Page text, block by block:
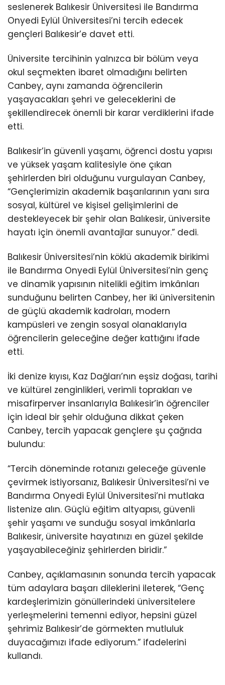
seslenerek Balıkesir Üniversitesi ile Bandırma
Onyedi Eylül Üniversitesi’ni tercih edecek
gençleri Balıkesir’e davet etti.
Üniversite tercihinin yalnızca bir bölüm veya
okul seçmekten ibaret olmadığını belirten
Canbey, aynı zamanda öğrencilerin
yaşayacakları şehri ve geleceklerini de
şekillendirecek önemli bir karar verdiklerini ifade
etti.
Balıkesir’in güvenli yaşamı, öğrenci dostu yapısı
ve yüksek yaşam kalitesiyle öne çıkan
şehirlerden biri olduğunu vurgulayan Canbey,
“Gençlerimizin akademik başarılarının yanı sıra
sosyal, kültürel ve kişisel gelişimlerini de
destekleyecek bir şehir olan Balıkesir, üniversite
hayatı için önemli avantajlar sunuyor.” dedi.
Balıkesir Üniversitesi’nin köklü akademik birikimi
ile Bandırma Onyedi Eylül Üniversitesi’nin genç
ve dinamik yapısının nitelikli eğitim imkânları
sunduğunu belirten Canbey, her iki üniversitenin
de güçlü akademik kadroları, modern
kampüsleri ve zengin sosyal olanaklarıyla
öğrencilerin geleceğine değer kattığını ifade
etti.
İki denize kıyısı, Kaz Dağları’nın eşsiz doğası, tarihi
ve kültürel zenginlikleri, verimli toprakları ve
misafirperver insanlarıyla Balıkesir’in öğrenciler
için ideal bir şehir olduğuna dikkat çeken
Canbey, tercih yapacak gençlere şu çağrıda
bulundu:
“Tercih döneminde rotanızı geleceğe güvenle
çevirmek istiyorsanız, Balıkesir Üniversitesi’ni ve
Bandırma Onyedi Eylül Üniversitesi’ni mutlaka
listenize alın. Güçlü eğitim altyapısı, güvenli
şehir yaşamı ve sunduğu sosyal imkânlarla
Balıkesir, üniversite hayatınızı en güzel şekilde
yaşayabileceğiniz şehirlerden biridir.”
Canbey, açıklamasının sonunda tercih yapacak
tüm adaylara başarı dileklerini ileterek, “Genç
kardeşlerimizin gönüllerindeki üniversitelere
yerleşmelerini temenni ediyor, hepsini güzel
şehrimiz Balıkesir’de görmekten mutluluk
duyacağımızı ifade ediyorum.” ifadelerini
kullandı.